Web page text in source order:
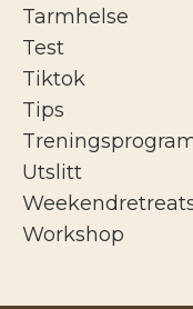
Tarmhelse
Test
Tiktok
Tips
Utslitt
Workshop